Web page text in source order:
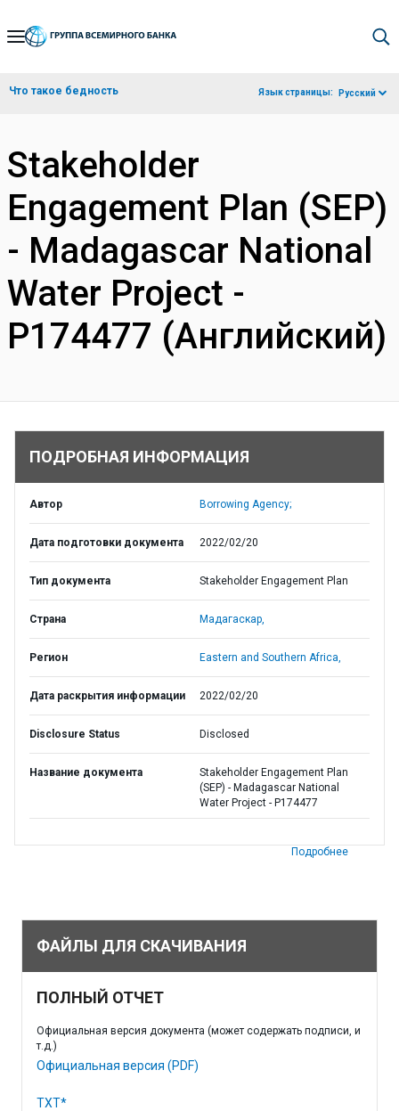
Skip
Navigation
Что такое бедность Язык страницы: Русский
Stakeholder
Engagement Plan (SEP)
- Madagascar National
Water Project -
P174477 (Английский)
ПОДРОБНАЯ ИНФОРМАЦИЯ
Автор Borrowing Agency;
Дата подготовки документа 2022/02/20
Тип документа Stakeholder Engagement Plan
Страна Мадагаскар,
Регион Eastern and Southern Africa,
Дата раскрытия информации 2022/02/20
Disclosure Status Disclosed
Название документа
Stakeholder Engagement Plan
(SEP) - Madagascar National
Water Project - P174477
Подробнее
ФАЙЛЫ ДЛЯ СКАЧИВАНИЯ
ПОЛНЫЙ ОТЧЕТ
Официальная версия документа (может содержать подписи, и
т.д.)
Официальная версия (PDF)
TXT*